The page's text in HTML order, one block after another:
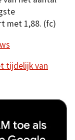
met 1,88. (fc)
tijdelijk van